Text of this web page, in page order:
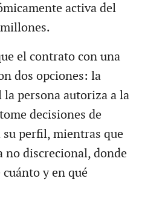
activa del
el contrato con una
dos opciones: la
persona autoriza a la
decisiones de
perfil, mientras que
no discrecional, donde
y en qué